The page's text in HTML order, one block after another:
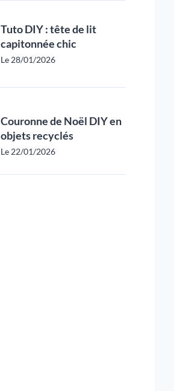
Tuto DIY : tête de lit
capitonnée chic
Le 28/01/2026
Couronne de Noël DIY en
objets recyclés
Le 22/01/2026